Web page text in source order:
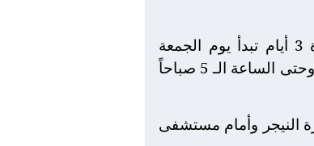
مما يضطرها لإجراء غلق جزئى لشارع الأهرام وتقاطعه مع طريق المريوطية فى الإتجاهين لمدة 3 أيام تبدأ يوم الجمعة
3/1/2020 وتنتهى يوم الأحد الموافق 5/1/2020 على أن يكون العمل فى الفترة من الساعة 12 صباحاً وحتى الساعة الـ 5 صباحاً
النيجر وأمام مستشفى